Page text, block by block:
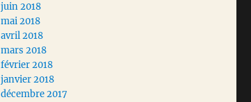
juin 2018
mai 2018
avril 2018
mars 2018
février 2018
janvier 2018
décembre 2017